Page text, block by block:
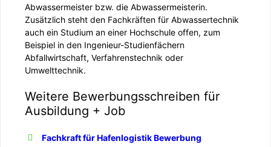
Abwassermeister bzw. die Abwassermeisterin.
Zusätzlich steht den Fachkräften für Abwassertechnik
auch ein Studium an einer Hochschule offen, zum
Beispiel in den Ingenieur-Studienfächern
Abfallwirtschaft, Verfahrenstechnik oder
Umwelttechnik.
Weitere Bewerbungsschreiben für
Ausbildung + Job
Fachkraft für Hafenlogistik Bewerbung